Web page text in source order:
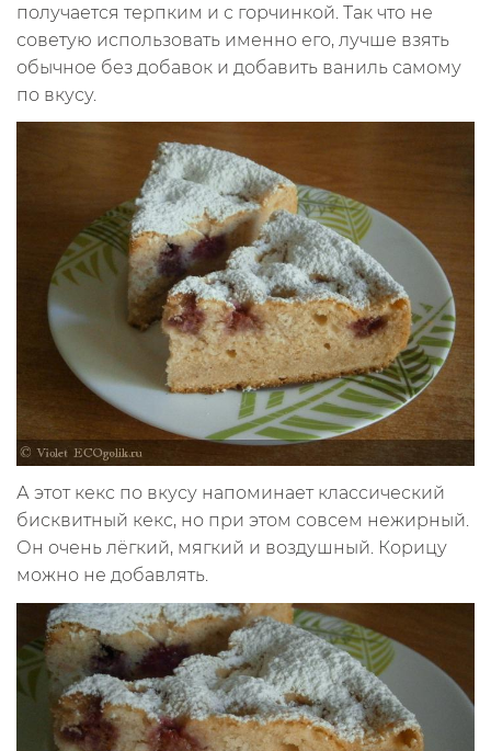
получается терпким и с горчинкой. Так что не
советую использовать именно его, лучше взять
обычное без добавок и добавить ваниль самому
по вкусу.
А этот кекс по вкусу напоминает классический
бисквитный кекс, но при этом совсем нежирный.
Он очень лёгкий, мягкий и воздушный. Корицу
можно не добавлять.